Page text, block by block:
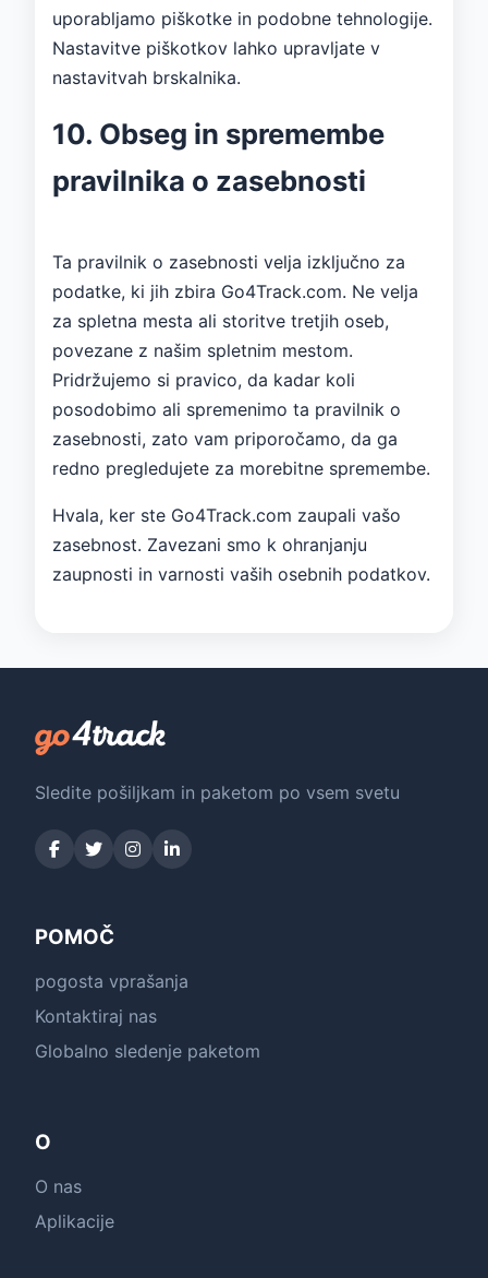
uporabljamo piškotke in podobne tehnologije.
Nastavitve piškotkov lahko upravljate v
nastavitvah brskalnika.
10. Obseg in spremembe
pravilnika o zasebnosti
Ta pravilnik o zasebnosti velja izključno za
podatke, ki jih zbira Go4Track.com. Ne velja
za spletna mesta ali storitve tretjih oseb,
povezane z našim spletnim mestom.
Pridržujemo si pravico, da kadar koli
posodobimo ali spremenimo ta pravilnik o
zasebnosti, zato vam priporočamo, da ga
redno pregledujete za morebitne spremembe.
Hvala, ker ste Go4Track.com zaupali vašo
zasebnost. Zavezani smo k ohranjanju
zaupnosti in varnosti vaših osebnih podatkov.
Sledite pošiljkam in paketom po vsem svetu
POMOČ
pogosta vprašanja
Kontaktiraj nas
Globalno sledenje paketom
O
O nas
Aplikacije